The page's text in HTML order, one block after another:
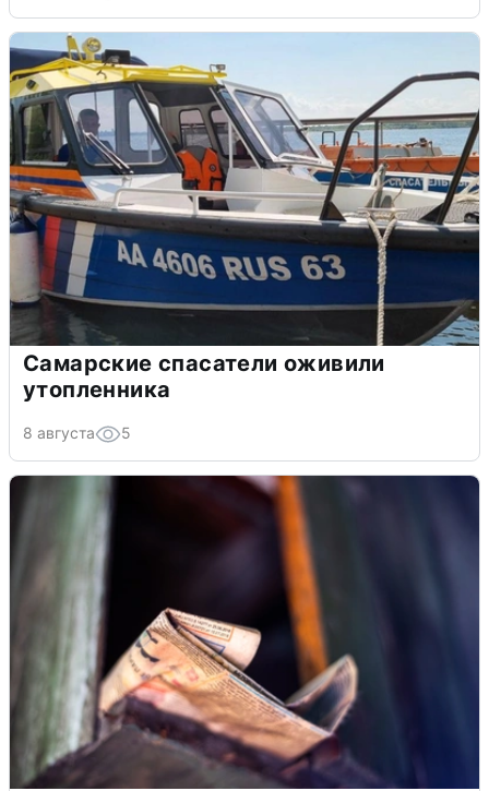
Самарские спасатели оживили
утопленника
8 августа 5